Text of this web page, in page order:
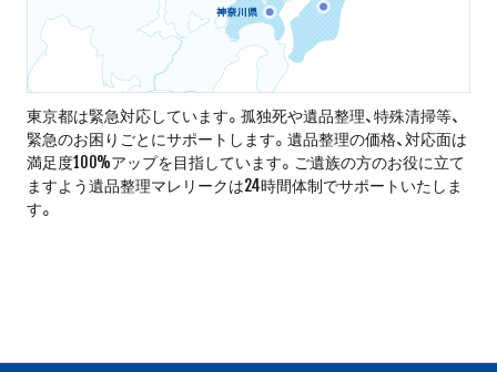
東京都は緊急対応しています。孤独死や遺品整理、特殊清掃等、
緊急のお困りごとにサポートします。遺品整理の価格、対応面は
満足度100%アップを目指しています。ご遺族の方のお役に立て
ますよう遺品整理マレリークは24時間体制でサポートいたしま
す。